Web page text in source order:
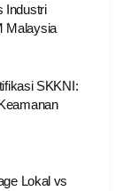
Industri
Malaysia
SKKNI:
Lokal vs